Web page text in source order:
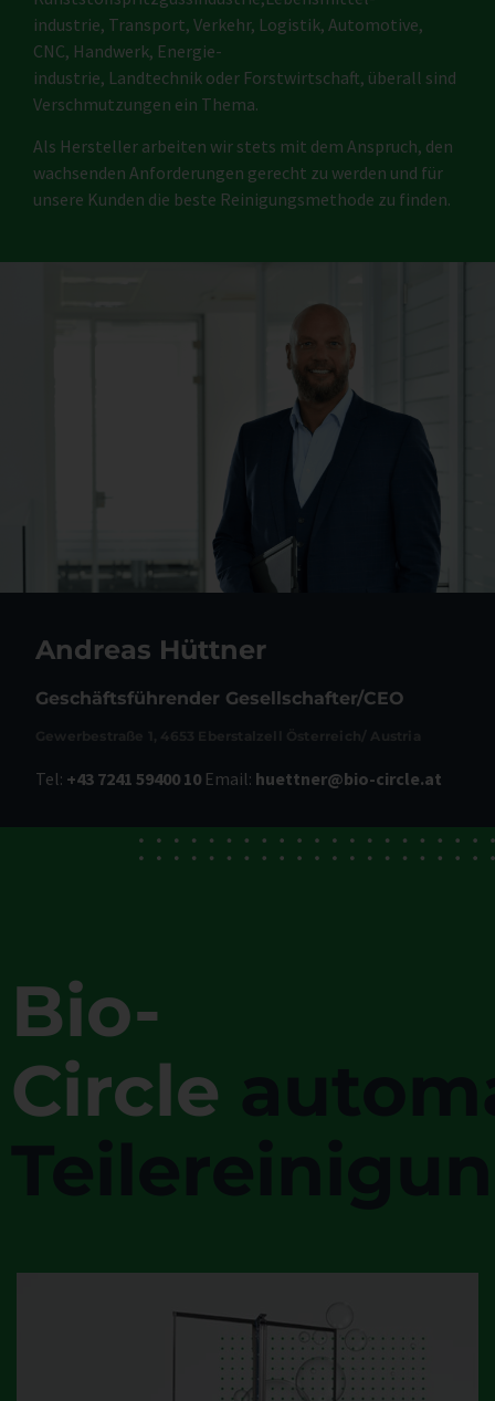
industrie, Transport, Verkehr, Logistik, Automotive,
CNC, Handwerk, Energie-
industrie, Landtechnik oder Forstwirtschaft, überall sind
Verschmutzungen ein Thema.
Als Hersteller arbeiten wir stets mit dem Anspruch, den
wachsenden Anforderungen gerecht zu werden und für
unsere Kunden die beste Reinigungsmethode zu finden.
Andreas Hüttner
Geschäftsführender Gesellschafter/CEO
Tel: +43 7241 59400 10 Email: huettner@bio-circle.at
Bio-
Circle